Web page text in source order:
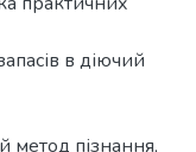
в діючий
метод пізнання,